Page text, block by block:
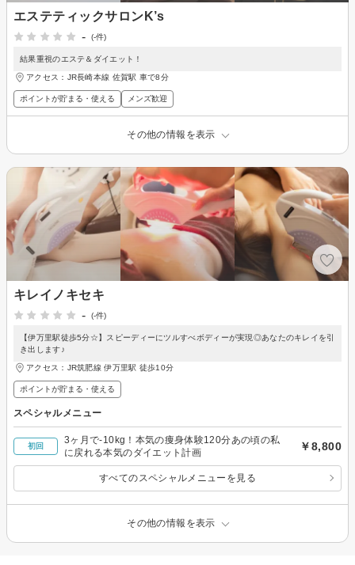
エステティックサロンK’s
-
(-件)
結果重視のエステ＆ダイエット！
アクセス：JR長崎本線 佐賀駅 車で8分
ポイントが貯まる・使える メンズ歓迎
その他の情報を表示
キレイノキセキ
-
(-件)
【伊万里駅徒歩5分☆】スピーディーにツルすべボディーが実現◎あなたのキレイを引
き出します♪
アクセス：JR筑肥線 伊万里駅 徒歩10分
ポイントが貯まる・使える
スペシャルメニュー
初回
3ヶ月で-10kg！本気の痩身体験120分あの頃の私
に戻れる本気のダイエット計画
￥8,800
すべてのスペシャルメニューを見る
その他の情報を表示